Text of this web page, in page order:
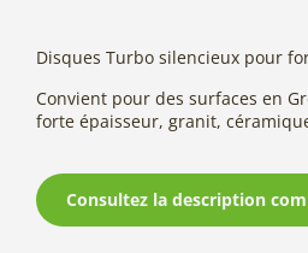
Disques Turbo silencieux pour
Convient pour des surfaces en
forte épaisseur, granit,
Consultez la description